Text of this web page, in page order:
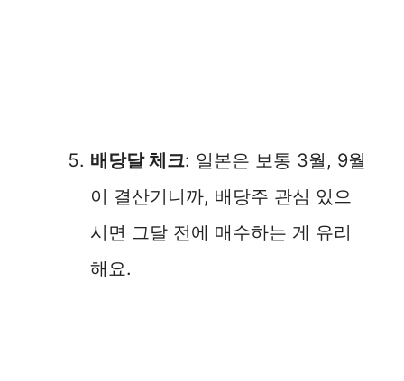
배당달 체크: 일본은 보통 3월, 9월
이 결산기니까, 배당주 관심 있으
시면 그달 전에 매수하는 게 유리
해요.